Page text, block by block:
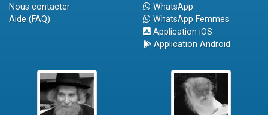
Nous contacter
Aide (FAQ)
WhatsApp
WhatsApp Femmes
Application iOS
Application Android